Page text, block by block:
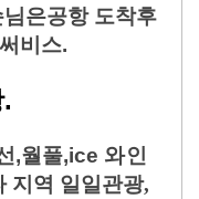
은공항 도착후
비스.
.
,월풀,ice 와인
지역 일일 관광,